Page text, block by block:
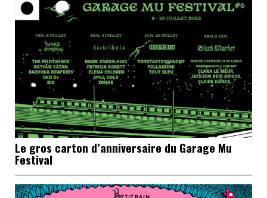
Le gros carton d’anniversaire du Garage Mu
Festival